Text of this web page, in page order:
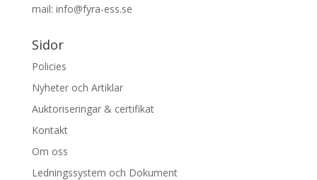
mail: info@fyra-ess.se
Sidor
Policies
Nyheter och Artiklar
Auktoriseringar & certifikat
Kontakt
Om oss
Ledningssystem och Dokument